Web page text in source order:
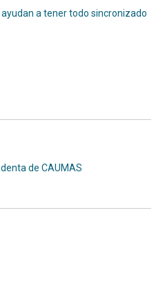
a tener todo sincronizado
de CAUMAS